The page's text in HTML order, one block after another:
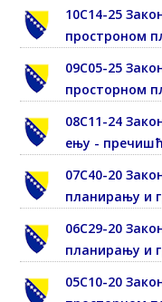
10С14-25
простроном
09С05-25
просторном
08С11-24
ењу -
07С40-20
планирању и
06С29-20
планирању и
05С10-20